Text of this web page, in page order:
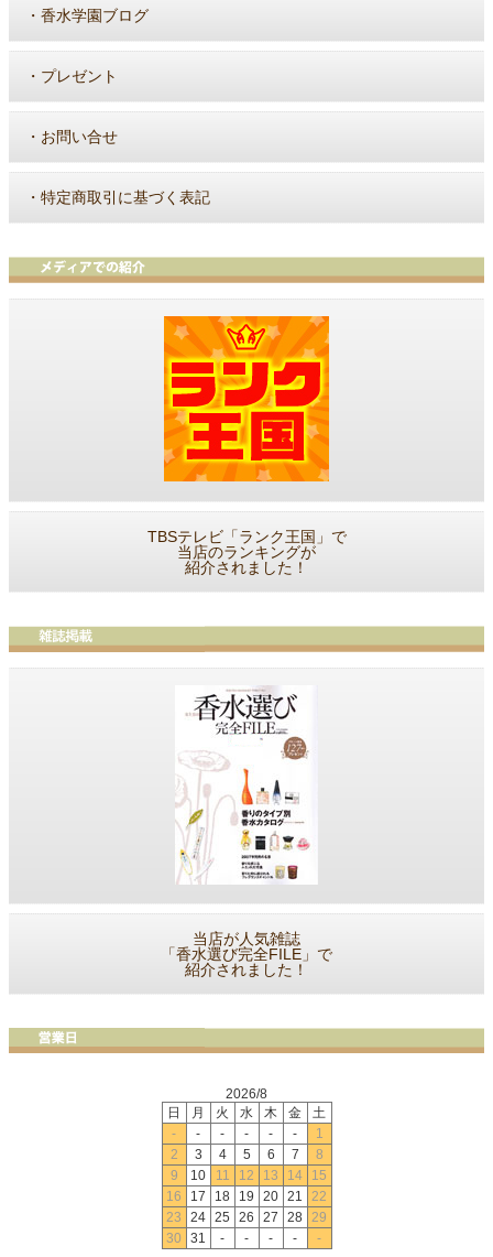
・ 香水学園ブログ
・ プレゼント
・ お問い合せ
・ 特定商取引に基づく表記
TBSテレビ「ランク王国」で
当店のランキングが
紹介されました！
当店が人気雑誌
「香水選び完全FILE」で
紹介されました！
2026/8
日
月 火 水 木 金
土
-
- - - - -
1
2
3 4 5 6 7
8
9
10 11 12 13 14
15
16
17 18 19 20 21
22
23
24 25 26 27 28 29
30
31 - - - - -